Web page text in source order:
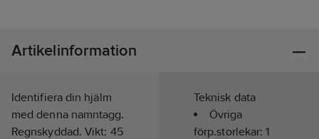
Artikelinformation
Identifiera din hjälm
med denna namntagg.
Regnskyddad. Vikt: 45
Teknisk data
Övriga
förp.storlekar:1